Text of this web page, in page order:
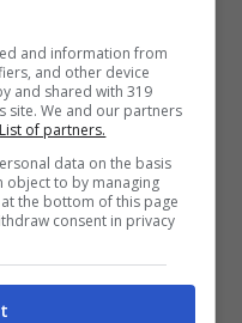
and information from
and other device
and shared with 319
site. We and our partners
List of partners.
data on the basis
object to by managing
the bottom of this page
consent in privacy